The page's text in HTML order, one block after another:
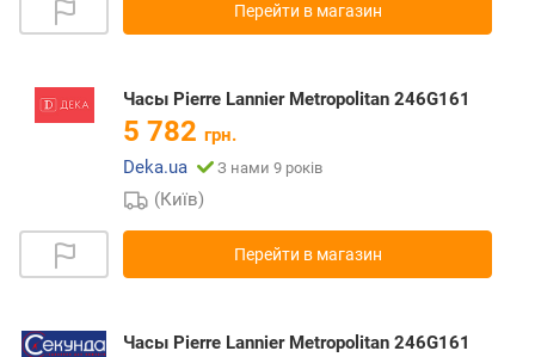
Перейти в магазин
Часы Pierre Lannier Metropolitan 246G161
5 782 грн.
Deka.ua
З нами 9 років
(Київ)
Перейти в магазин
Часы Pierre Lannier Metropolitan 246G161